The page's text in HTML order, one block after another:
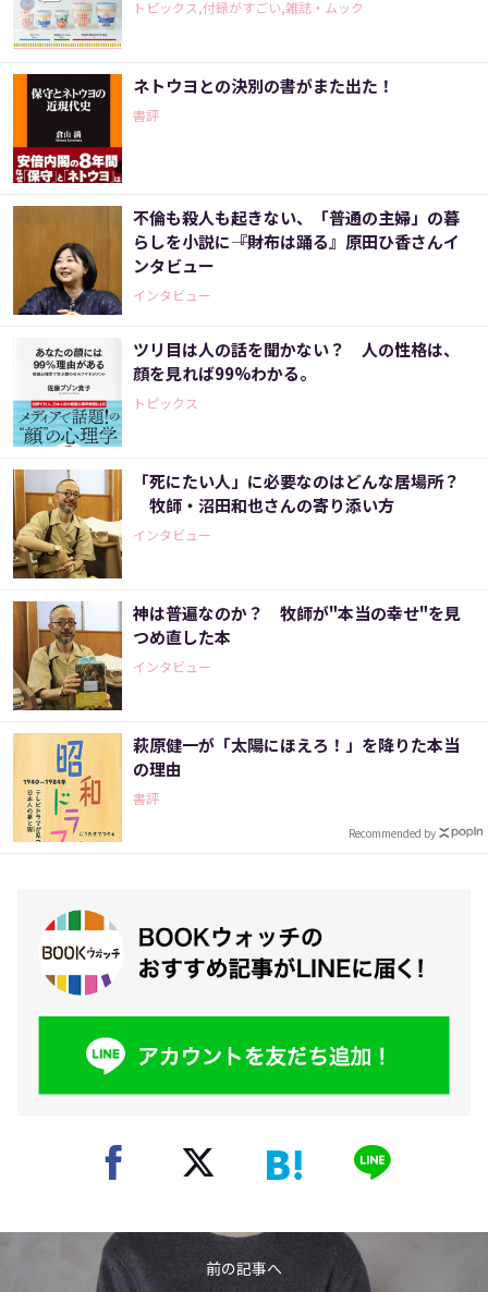
トピックス,付録がすごい,雑誌・ムック
ネトウヨとの決別の書がまた出た！
書評
不倫も殺人も起きない、「普通の主婦」の暮
らしを小説に――『財布は踊る』原田ひ香さんイ
ンタビュー
インタビュー
ツリ目は人の話を聞かない？ 人の性格は、
顔を見れば99%わかる。
トピックス
「死にたい人」に必要なのはどんな居場所？
牧師・沼田和也さんの寄り添い方
インタビュー
神は普遍なのか？ 牧師が"本当の幸せ"を見
つめ直した本
インタビュー
萩原健一が「太陽にほえろ！」を降りた本当
の理由
書評
Recommended by
前の記事へ